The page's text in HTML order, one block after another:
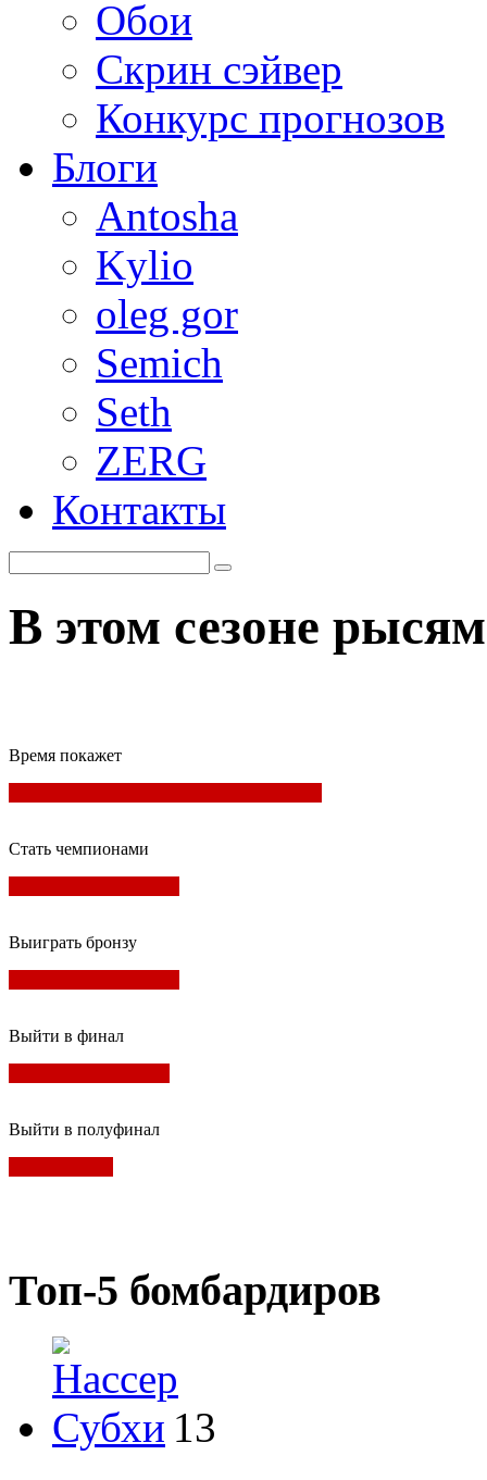
Обои
Скрин сэйвер
Конкурс прогнозов
Блоги
Antosha
Kylio
oleg gor
Semich
Seth
ZERG
Контакты
В этом сезоне
Время покажет
Стать чемпионами
Выиграть бронзу
Выйти в финал
Выйти в полуфинал
Топ-5 бомбардиров
13